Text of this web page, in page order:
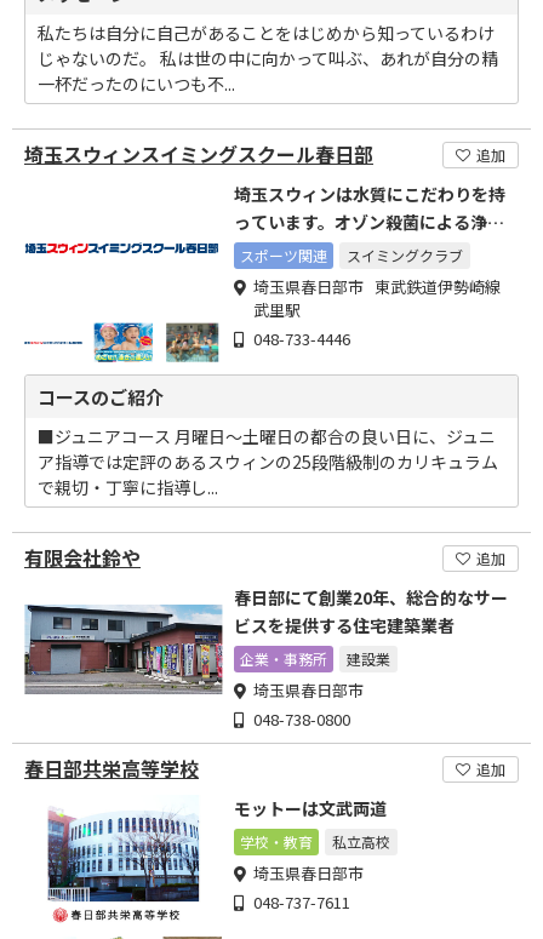
私たちは自分に自己があることをはじめから知っているわけ
じゃないのだ。 私は世の中に向かって叫ぶ、あれが自分の精
一杯だったのにいつも不...
埼玉スウィンスイミングスクール春日部 追加
埼玉スウィンは水質にこだわりを持
っています。オゾン殺菌による浄化
システムを採用。
スポーツ関連 スイミングクラブ
埼玉県春日部市 東武鉄道伊勢崎線
武里駅
048-733-4446
コースのご紹介
■ジュニアコース 月曜日～土曜日の都合の良い日に、ジュニ
ア指導では定評のあるスウィンの25段階級制のカリキュラム
で親切・丁寧に指導し...
有限会社鈴や 追加
春日部にて創業20年、総合的なサー
ビスを提供する住宅建築業者
企業・事務所 建設業
埼玉県春日部市
048-738-0800
春日部共栄高等学校 追加
モットーは文武両道
学校・教育 私立高校
埼玉県春日部市
048-737-7611